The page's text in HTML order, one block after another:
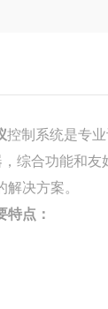
控制系统是专
综合功能和
决方案。
特点：